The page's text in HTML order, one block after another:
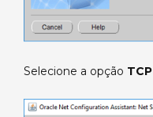
Selecione a opção TCP